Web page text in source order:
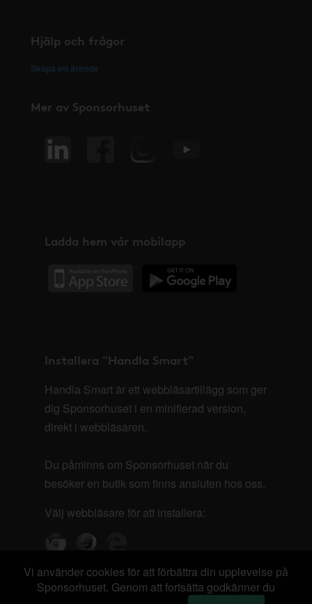
Hjälp och frågor
Skapa ett ärende
Mer av Sponsorhuset
Ladda hem vår mobilapp
Installera "Handla Smart"
Handla Smart är ett webbläsartillägg som ger
dig Sponsorhuset i en minifierad version,
direkt i webbläsaren.
Du påminns om Sponsorhuset när du
besöker en butik som finns ansluten hos oss.
Välj webbläsare för att installera:
Vi använder cookies för att förbättra din upplevelse på
Sponsorhuset. Genom att fortsätta godkänner du